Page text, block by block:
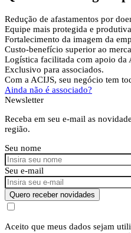
Redução de afastamentos por
Equipe mais protegida e
Fortalecimento da imagem da
Custo-benefício superior ao
Logística facilitada com apoio da
Exclusivo para associados.
Com a ACIJS, seu negócio tem
Ainda não é associado?
Newsletter
Receba em seu e-mail as
região.
Seu nome
Seu e-mail
Quero receber novidades
Aceito que meus dados sejam